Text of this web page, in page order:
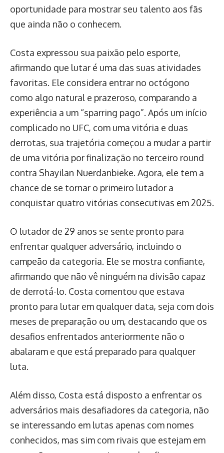
oportunidade para mostrar seu talento aos fãs
que ainda não o conhecem.
Costa expressou sua paixão pelo esporte,
afirmando que lutar é uma das suas atividades
favoritas. Ele considera entrar no octógono
como algo natural e prazeroso, comparando a
experiência a um “sparring pago”. Após um início
complicado no UFC, com uma vitória e duas
derrotas, sua trajetória começou a mudar a partir
de uma vitória por finalização no terceiro round
contra Shayilan Nuerdanbieke. Agora, ele tem a
chance de se tornar o primeiro lutador a
conquistar quatro vitórias consecutivas em 2025.
O lutador de 29 anos se sente pronto para
enfrentar qualquer adversário, incluindo o
campeão da categoria. Ele se mostra confiante,
afirmando que não vê ninguém na divisão capaz
de derrotá-lo. Costa comentou que estava
pronto para lutar em qualquer data, seja com dois
meses de preparação ou um, destacando que os
desafios enfrentados anteriormente não o
abalaram e que está preparado para qualquer
luta.
Além disso, Costa está disposto a enfrentar os
adversários mais desafiadores da categoria, não
se interessando em lutas apenas com nomes
conhecidos, mas sim com rivais que estejam em